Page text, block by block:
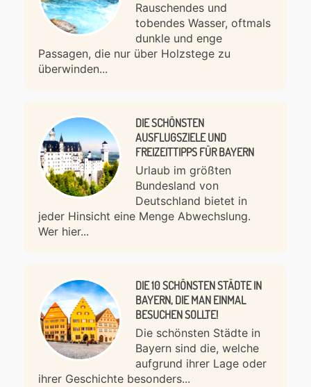
Rauschendes und
tobendes Wasser, oftmals
dunkle und enge
Passagen, die nur über Holzstege zu
überwinden...
DIE SCHÖNSTEN
AUSFLUGSZIELE UND
FREIZEITTIPPS FÜR BAYERN
Urlaub im größten
Bundesland von
Deutschland bietet in
jeder Hinsicht eine Menge Abwechslung.
Wer hier...
DIE 10 SCHÖNSTEN STÄDTE IN
BAYERN, DIE MAN EINMAL
BESUCHEN SOLLTE!
Die schönsten Städte in
Bayern sind die, welche
aufgrund ihrer Lage oder
ihrer Geschichte besonders...